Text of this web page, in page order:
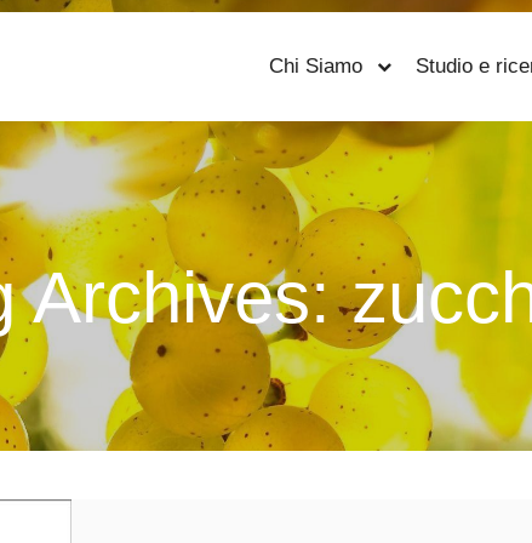
Chi Siamo Studio e
Archives: